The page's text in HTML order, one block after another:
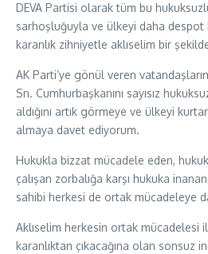
DEVA Partisi olarak tüm bu
sarhoşluğuyla ve ülkeyi daha despot
karanlık zihniyetle aklıselim bir
AK Parti’ye gönül veren
Sn. Cumhurbaşkanını sayısız
aldığını artık görmeye ve ülkeyi
almaya davet ediyorum.
Hukukla bizzat mücadele eden,
çalışan zorbalığa karşı hukuka
sahibi herkesi de ortak mücadeleye
Aklıselim herkesin ortak mücadelesi
karanlıktan çıkacağına olan sonsuz